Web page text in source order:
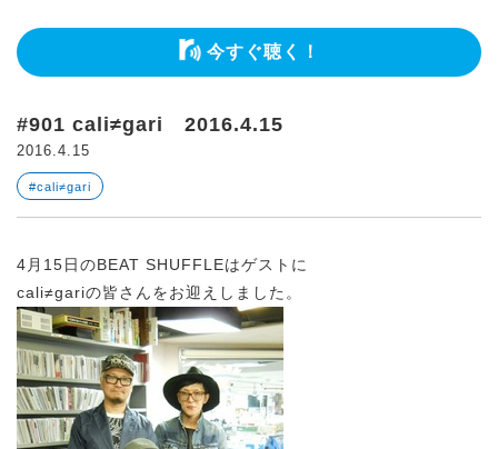
今すぐ聴く！
#901 cali≠gari 2016.4.15
2016.4.15
#cali≠gari
4月15日のBEAT SHUFFLEはゲストに
cali≠gariの皆さんをお迎えしました。